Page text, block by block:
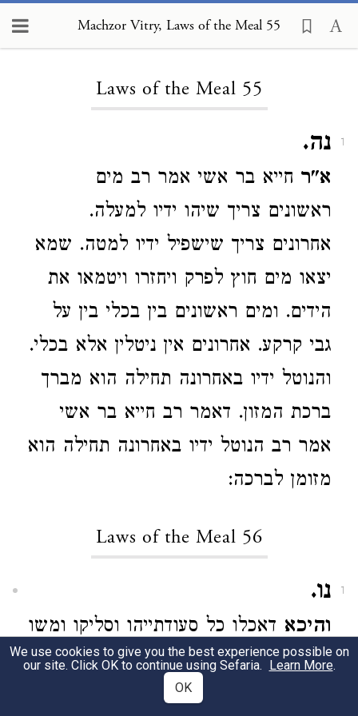
Machzor Vitry, Laws of the Meal 55
Laws of the Meal 55
1 נה.
א"ר חייא בר אשי אמר רב מים
ראשונים צריך שיהו ידיו למעלה.
אחרונים צריך שישפיל ידיו למטה. שמא
יצאו מים חוץ לפרק ויחזרו ויטמאו את
הידים. ומים ראשונים בין בכלי בין על
גבי קרקע. אחרונים אין ניטלין אלא בכלי.
והנוטל ידיו באחרונה תחילה הוא מברך
ברכת המזון. דאמר רב חייא בר אשי
אמר רב הנוטל ידיו באחרונה תחילה הוא
מזומן לברכה:
Laws of the Meal 56
1 נו.
והיכא דאכלו כל סעודתייהו וסליקו ומשו
ליה מים אחרונים אסיר להון למיטעם
מידי עד דמברכי ברכת המזון. דא"ר חייא
We use cookies to give you the best experience possible on
our site. Click OK to continue using Sefaria. Learn More.
OK